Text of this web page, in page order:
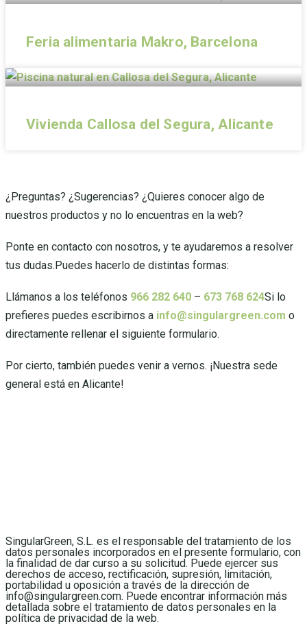
Feria alimentaria Makro, Barcelona
Vivienda Callosa del Segura, Alicante
¿Preguntas? ¿Sugerencias? ¿Quieres conocer algo de
nuestros productos y no lo encuentras en la web?
Ponte en contacto con nosotros, y te ayudaremos a resolver
tus dudas.Puedes hacerlo de distintas formas:
Llámanos a los teléfonos 966 282 640 – 673 768 624Si lo
prefieres puedes escribirnos a info@singulargreen.com o
directamente rellenar el siguiente formulario.
Por cierto, también puedes venir a vernos. ¡Nuestra sede
general está en Alicante!
SingularGreen, S.L. es el responsable del tratamiento de los
datos personales incorporados en el presente formulario, con
la finalidad de dar curso a su solicitud. Puede ejercer sus
derechos de acceso, rectificación, supresión, limitación,
portabilidad u oposición a través de la dirección de
info@singulargreen.com. Puede encontrar información más
detallada sobre el tratamiento de datos personales en la
política de privacidad de la web.